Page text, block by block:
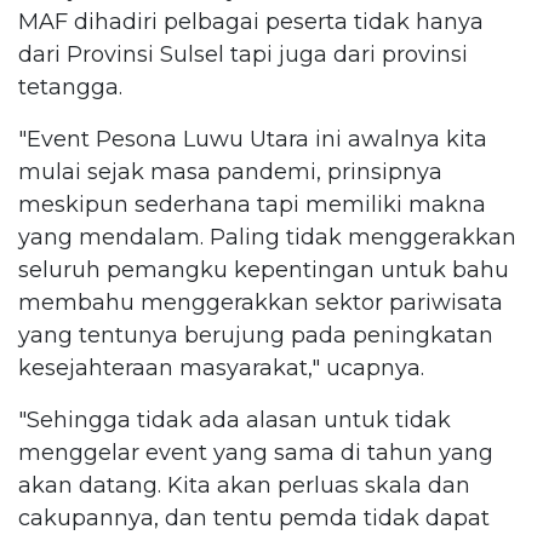
MAF dihadiri pelbagai peserta tidak hanya
dari Provinsi Sulsel tapi juga dari provinsi
tetangga.
"Event Pesona Luwu Utara ini awalnya kita
mulai sejak masa pandemi, prinsipnya
meskipun sederhana tapi memiliki makna
yang mendalam. Paling tidak menggerakkan
seluruh pemangku kepentingan untuk bahu
membahu menggerakkan sektor pariwisata
yang tentunya berujung pada peningkatan
kesejahteraan masyarakat," ucapnya.
"Sehingga tidak ada alasan untuk tidak
menggelar event yang sama di tahun yang
akan datang. Kita akan perluas skala dan
cakupannya, dan tentu pemda tidak dapat